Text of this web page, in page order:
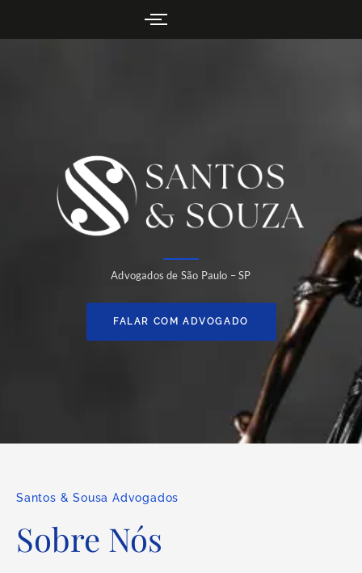
Advogados de São Paulo – SP
FALAR COM ADVOGADO
Santos & Sousa Advogados
Sobre Nós